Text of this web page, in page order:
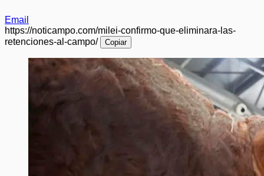
Email
https://noticampo.com/milei-confirmo-que-eliminara-las-
retenciones-al-campo/
Copiar